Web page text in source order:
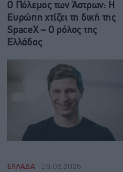
Ο Πόλεμος των Άστρων: Η
Ευρώπη χτίζει τη δική της
SpaceX – Ο ρόλος της
Ελλάδας
ΕΛΛΑΔΑ 09.08.2026